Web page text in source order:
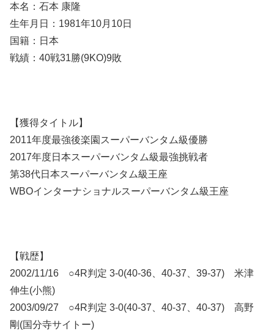
本名：石本 康隆
生年月日：1981年10月10日
国籍：日本
戦績：40戦31勝(9KO)9敗
【獲得タイトル】
2011年度最強後楽園スーパーバンタム級優勝
2017年度日本スーパーバンタム級最強挑戦者
第38代日本スーパーバンタム級王座
WBOインターナショナルスーパーバンタム級王座
【戦歴】
2002/11/16 ○4R判定 3-0(40-36、40-37、39-37) 米津
伸生(小熊)
2003/09/27 ○4R判定 3-0(40-37、40-37、40-37) 高野
剛(国分寺サイトー)